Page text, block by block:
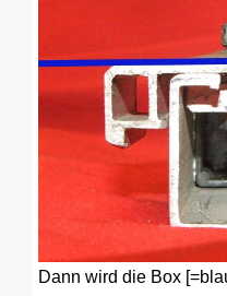
Dann wird die Box